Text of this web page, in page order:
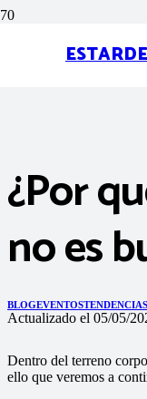
¿Por
no es
BLOGEVENTOS
Actualizado el 05/05/
Dentro del terreno
ello que veremos a